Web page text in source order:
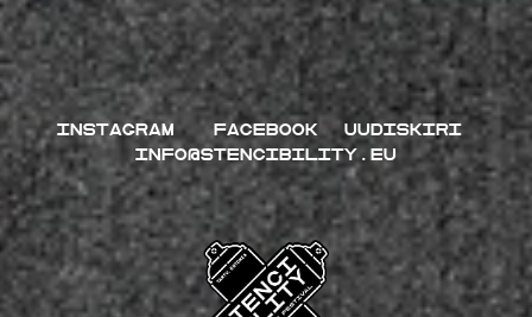
INSTAGRAM FACEBOOK
UUDISKIRI
INFO@STENCIBILITY.EU